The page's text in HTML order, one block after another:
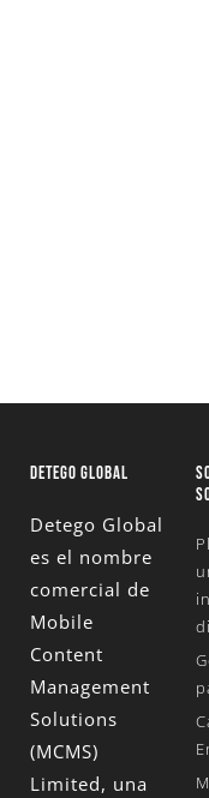
DETEGO GLOBAL
Detego Global
es el nombre
comercial de
Mobile
Content
Management
Solutions
(MCMS)
Limited, una